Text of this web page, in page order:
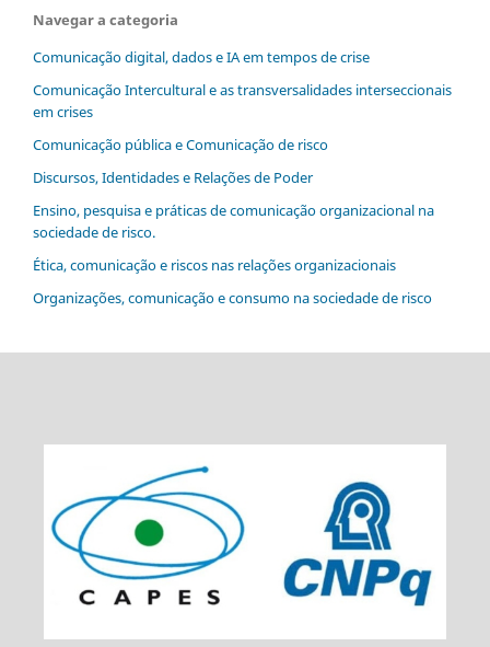
Navegar a categoria
Comunicação digital, dados e IA em tempos de crise
Comunicação Intercultural e as transversalidades interseccionais
em crises
Comunicação pública e Comunicação de risco
Discursos, Identidades e Relações de Poder
Ensino, pesquisa e práticas de comunicação organizacional na
sociedade de risco.
Ética, comunicação e riscos nas relações organizacionais
Organizações, comunicação e consumo na sociedade de risco